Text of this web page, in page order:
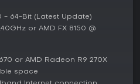
- 64-Bit (Latest Update)
or AMD FX 8150 @
or AMD Radeon R9 270X
space